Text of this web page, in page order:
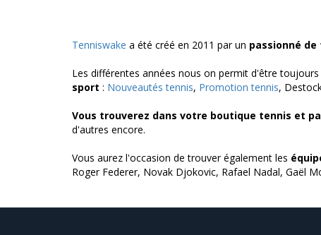
Tenniswake a été créé en 2011 par un passionné de
Les différentes années nous on permit d'être
sport : Nouveautés tennis, Promotion tennis,
Vous trouverez dans votre boutique tennis et
d'autres encore.
Vous aurez l'occasion de trouver également les
Roger Federer, Novak Djokovic, Rafael Nadal, Gaël